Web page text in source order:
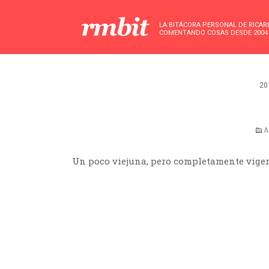
LA BITÁCORA PERSONAL DE
COMENTANDO COSAS DESDE 2004
20
Un poco viejuna, pero completamente